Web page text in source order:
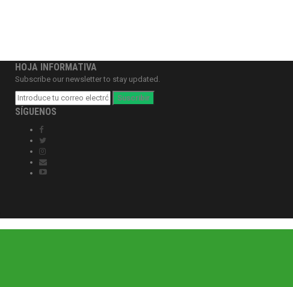
HOJA INFORMATIVA
Subscribe our newsletter to stay updated.
Suscribir
SÍGUENOS